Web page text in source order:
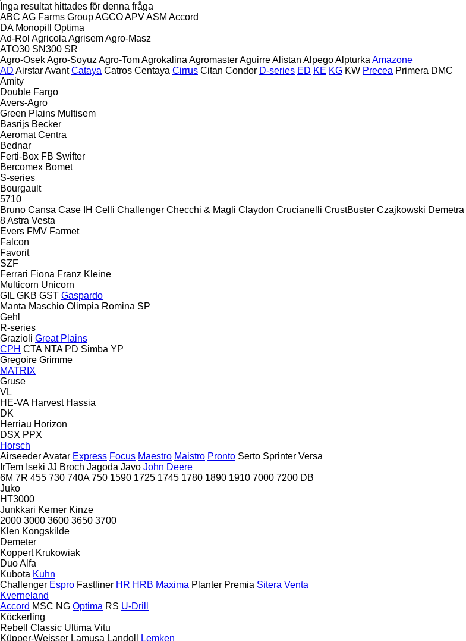
Inga resultat hittades för denna fråga
ABC AG Farms GroupAGCOAPVASM Accord
DA Monopill
Optima
Ad-Rol Agricola AgrisemAgro-Masz
ATO30 SN300 SR
Agro-OsekAgro-Soyuz Agro-TomAgrokalina AgromasterAguirreAlistan AlpegoAlpturka Amazone
AD AirstarAvant Cataya Catros Centaya Cirrus Citan Condor D-series ED KE KG KW Precea Primera DMC
Amity
Double Fargo
Avers-Agro
Green Plains Multisem
Basrijs Becker
Aeromat Centra
Bednar
Ferti-Box FB Swifter
Bercomex Bomet
S-series
Bourgault
5710
Bruno Cansa Case IH Celli Challenger Checchi & Magli Claydon Crucianelli CrustBuster Czajkowski Demetra
8Astra Vesta
Evers FMV Farmet
Falcon
Favorit
SZF
Ferrari Fiona Franz Kleine
Multicorn Unicorn
GIL GKB GST Gaspardo
Manta Maschio Olimpia Romina SP
Gehl
R-series
Grazioli Great Plains
CPH CTA NTA PD Simba YP
Gregoire Grimme
MATRIX
Gruse
VL
HE-VA Harvest Hassia
DK
Herriau Horizon
DSX PPX
Horsch
AirseederAvatar Express Focus Maestro Maistro Pronto Serto Sprinter Versa
IrTem Iseki JJ Broch Jagoda Javo John Deere
6M 7R 455 730 740A 750 1590 1725 1745 1780 1890 1910 7000 7200 DB
Juko
HT3000
Junkkari Kerner Kinze
2000 3000 3600 3650 3700
Klen Kongskilde
Demeter
Koppert Krukowiak
Duo Alfa
Kubota Kuhn
Challenger Espro Fastliner HR HRB Maxima Planter Premia Sitera Venta
Kverneland
Accord MSC NG Optima RS U-Drill
Köckerling
Rebell Classic Ultima Vitu
Küpper-Weisser Lamusa Landoll
Lemken